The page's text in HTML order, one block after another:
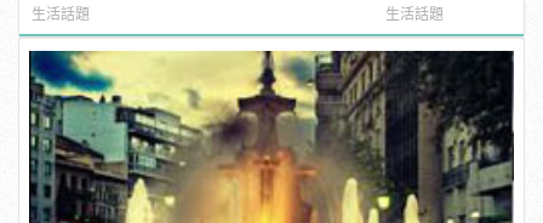
紅海鮮通通有，親自教你人與人的連
結！ | manfashion這樣變型男
生活話題 生活話題